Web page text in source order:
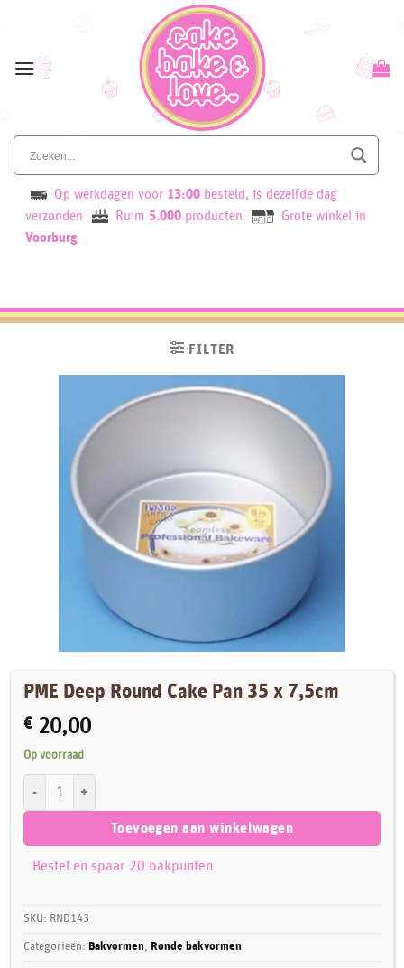
content
Op werkdagen voor 13:00 besteld, is dezelfde dag
verzonden
Ruim 5.000 producten
Grote winkel in
Voorburg
FILTER
PME Deep Round Cake Pan 35 x 7,5cm
€ 20,00
Op voorraad
Toevoegen aan winkelwagen
Bestel en spaar 20 bakpunten
SKU: RND143
Categorieën: Bakvormen, Ronde bakvormen